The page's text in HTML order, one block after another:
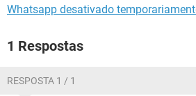
Whatsapp desativado
1 Respostas
RESPOSTA 1 / 1